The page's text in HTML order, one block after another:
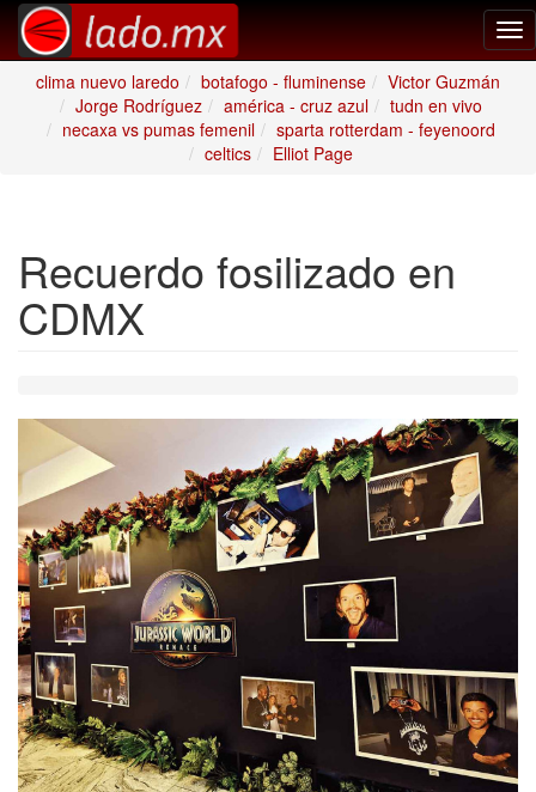
clima nuevo laredo
botafogo - fluminense
Victor Guzmán
Jorge Rodríguez
américa - cruz azul
tudn en vivo
necaxa vs pumas femenil
sparta rotterdam - feyenoord
celtics
Elliot Page
Recuerdo fosilizado en
CDMX